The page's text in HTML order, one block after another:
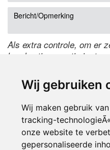
Wij gebruiken
Wij maken gebruik
tracking-
onze website te
gepersonaliseerde
Als extra controle, om er
handmatige reactie is, typ
de code te wijzigen.